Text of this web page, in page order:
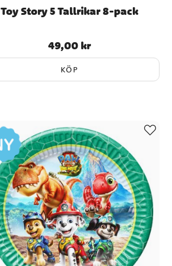
Toy Story 5 Tallrikar 8-pack
Pris:49,00 kr
49,00 kr
KÖP